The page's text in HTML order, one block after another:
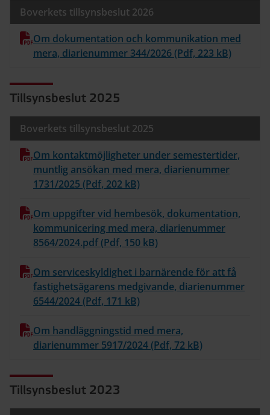
Boverkets tillsynsbeslut 2026
Om dokumentation och kommunikation med
mera, diarienummer 344/2026 (Pdf, 223 kB)
Tillsynsbeslut 2025
Boverkets tillsynsbeslut 2025
Om kontaktmöjligheter under semestertider,
muntlig ansökan med mera, diarienummer
1731/2025 (Pdf, 202 kB)
Om uppgifter vid hembesök, dokumentation,
kommunicering med mera, diarienummer
8564/2024.pdf (Pdf, 150 kB)
Om serviceskyldighet i barnärende för att få
fastighetsägarens medgivande, diarienummer
6544/2024 (Pdf, 171 kB)
Om handläggningstid med mera,
diarienummer 5917/2024 (Pdf, 72 kB)
Tillsynsbeslut 2023